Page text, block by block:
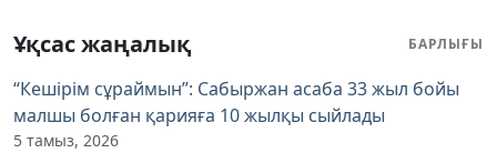
Ұқсас жаңалық БАРЛЫҒЫ
“Кешірім сұраймын”: Сабыржан асаба 33 жыл бойы
малшы болған қарияға 10 жылқы сыйлады
5 тамыз, 2026